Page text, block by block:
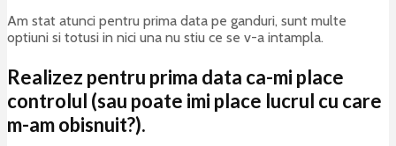
Am stat atunci pentru prima data pe ganduri, sunt multe
optiuni si totusi in nici una nu stiu ce se v-a intampla.
Realizez pentru prima data ca-mi place
controlul (sau poate imi place lucrul cu care
m-am obisnuit?).